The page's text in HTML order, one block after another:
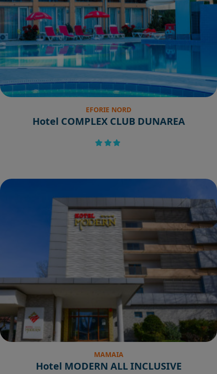
EFORIE NORD
Hotel COMPLEX CLUB DUNAREA
MAMAIA
Hotel MODERN ALL INCLUSIVE